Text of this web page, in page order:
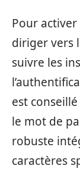
Pour
diriger vers
suivre les
est
le mot de
robuste
caractères